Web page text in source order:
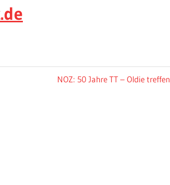
Nächster
NOZ: 50 Jahre TT – Oldie treffen